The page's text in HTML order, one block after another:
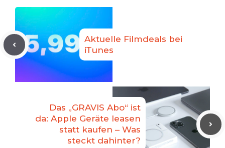
Aktuelle Filmdeals bei
iTunes
Das „GRAVIS Abo“ ist
da: Apple Geräte leasen
statt kaufen – Was
steckt dahinter?